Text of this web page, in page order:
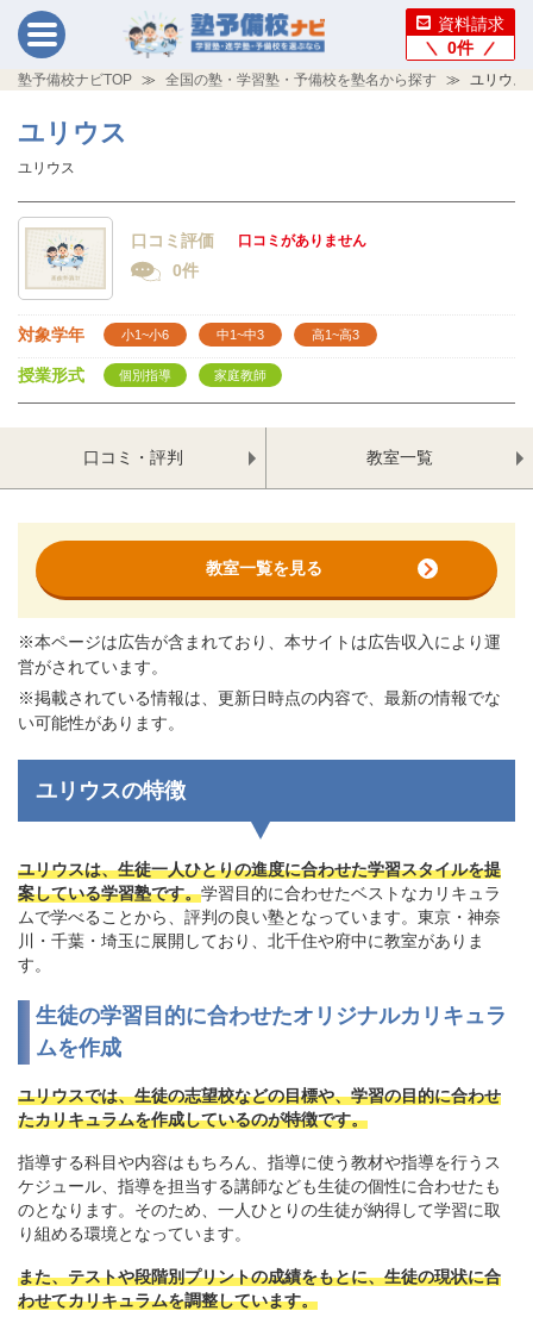
資料請求
0件
塾予備校ナビTOP 全国の塾・学習塾・予備校を塾名から探す ユリウス
ユリウス
ユリウス
口コミ評価 口コミがありません
0件
対象学年 小1~小6 中1~中3 高1~高3
授業形式 個別指導 家庭教師
口コミ・評判 教室一覧
教室一覧を見る
※本ページは広告が含まれており、本サイトは広告収入により運
営がされています。
※掲載されている情報は、更新日時点の内容で、最新の情報でな
い可能性があります。
ユリウスの特徴
ユリウスは、生徒一人ひとりの進度に合わせた学習スタイルを提
案している学習塾です。学習目的に合わせたベストなカリキュラ
ムで学べることから、評判の良い塾となっています。東京・神奈
川・千葉・埼玉に展開しており、北千住や府中に教室がありま
す。
生徒の学習目的に合わせたオリジナルカリキュラ
ムを作成
ユリウスでは、生徒の志望校などの目標や、学習の目的に合わせ
たカリキュラムを作成しているのが特徴です。
指導する科目や内容はもちろん、指導に使う教材や指導を行うス
ケジュール、指導を担当する講師なども生徒の個性に合わせたも
のとなります。そのため、一人ひとりの生徒が納得して学習に取
り組める環境となっています。
また、テストや段階別プリントの成績をもとに、生徒の現状に合
わせてカリキュラムを調整しています。